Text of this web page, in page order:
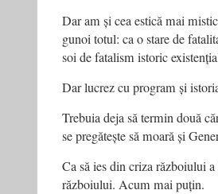
Daram și cea estică mai
gunoi totul: ca o stare de
soi de fatalism istoric
Dar lucrez cu program și
Trebuia deja să termin două
se pregătește să moară și
Ca să ies din criza războiului a
războiului. Acum mai puțin.